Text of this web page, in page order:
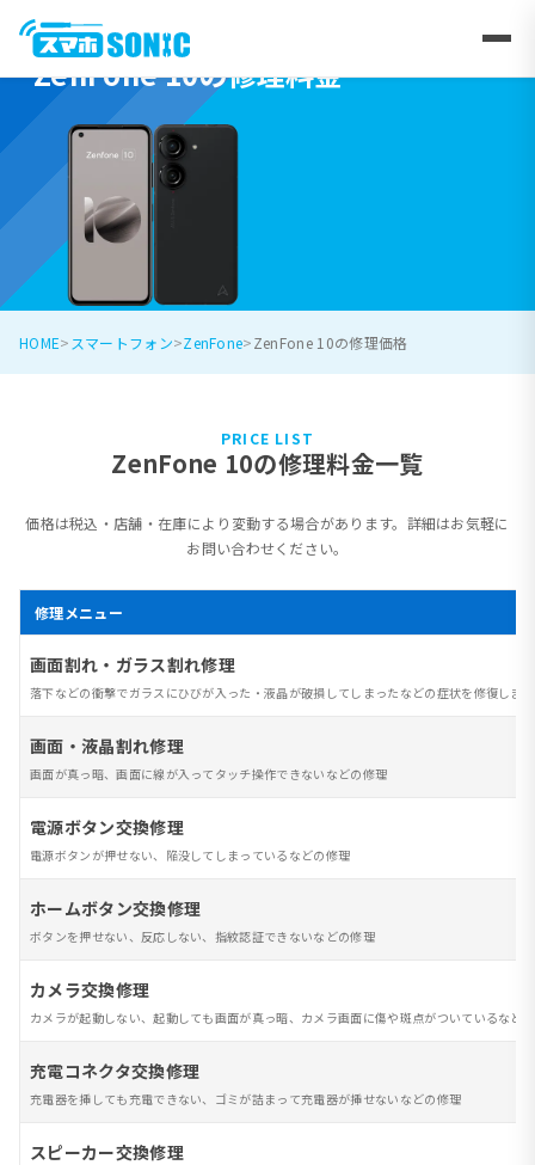
ZenFone 10の修理料金
HOME スマートフォン ZenFone ZenFone 10の修理価格
PRICE LIST
ZenFone 10の修理料金一覧
価格は税込・店舗・在庫により変動する場合があります。詳細はお気軽に
お問い合わせください。
修理メニュー
画面割れ・ガラス割れ修理
落下などの衝撃でガラスにひびが入った・液晶が破損してしまったなどの症状を修復しま
画面・液晶割れ修理
画面が真っ暗、画面に線が入ってタッチ操作できないなどの修理
電源ボタン交換修理
電源ボタンが押せない、陥没してしまっているなどの修理
ホームボタン交換修理
ボタンを押せない、反応しない、指紋認証できないなどの修理
カメラ交換修理
カメラが起動しない、起動しても画面が真っ暗、カメラ画面に傷や斑点がついているなど
充電コネクタ交換修理
充電器を挿しても充電できない、ゴミが詰まって充電器が挿せないなどの修理
スピーカー交換修理